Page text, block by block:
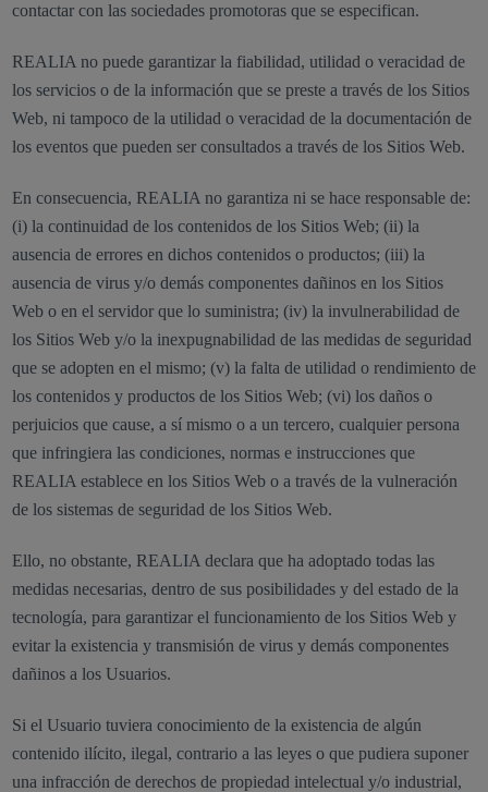
contactar con las sociedades promotoras que se especifican.
REALIA no puede garantizar la fiabilidad, utilidad o veracidad de
los servicios o de la información que se preste a través de los Sitios
Web, ni tampoco de la utilidad o veracidad de la documentación de
los eventos que pueden ser consultados a través de los Sitios Web.
En consecuencia, REALIA no garantiza ni se hace responsable de:
(i) la continuidad de los contenidos de los Sitios Web; (ii) la
ausencia de errores en dichos contenidos o productos; (iii) la
ausencia de virus y/o demás componentes dañinos en los Sitios
Web o en el servidor que lo suministra; (iv) la invulnerabilidad de
los Sitios Web y/o la inexpugnabilidad de las medidas de seguridad
que se adopten en el mismo; (v) la falta de utilidad o rendimiento de
los contenidos y productos de los Sitios Web; (vi) los daños o
perjuicios que cause, a sí mismo o a un tercero, cualquier persona
que infringiera las condiciones, normas e instrucciones que
REALIA establece en los Sitios Web o a través de la vulneración
de los sistemas de seguridad de los Sitios Web.
Ello, no obstante, REALIA declara que ha adoptado todas las
medidas necesarias, dentro de sus posibilidades y del estado de la
tecnología, para garantizar el funcionamiento de los Sitios Web y
evitar la existencia y transmisión de virus y demás componentes
dañinos a los Usuarios.
Si el Usuario tuviera conocimiento de la existencia de algún
contenido ilícito, ilegal, contrario a las leyes o que pudiera suponer
una infracción de derechos de propiedad intelectual y/o industrial,